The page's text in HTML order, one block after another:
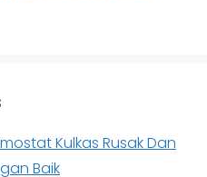
Kulkas Rusak Dan
Baik